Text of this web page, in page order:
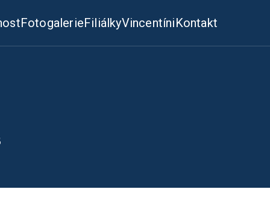
FotogalerieFiliálkyVincentíniKontakt